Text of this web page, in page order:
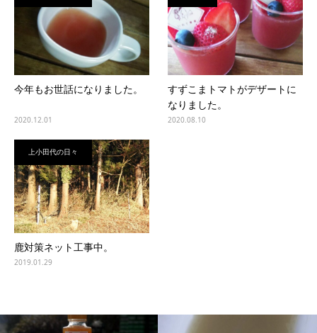
今年もお世話になりました。
2020.12.01
すずこまトマトがデザートに
なりました。
2020.08.10
上小田代の日々
鹿対策ネット工事中。
2019.01.29